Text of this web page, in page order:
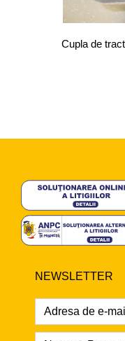
Cupla de
NEWSLETTER